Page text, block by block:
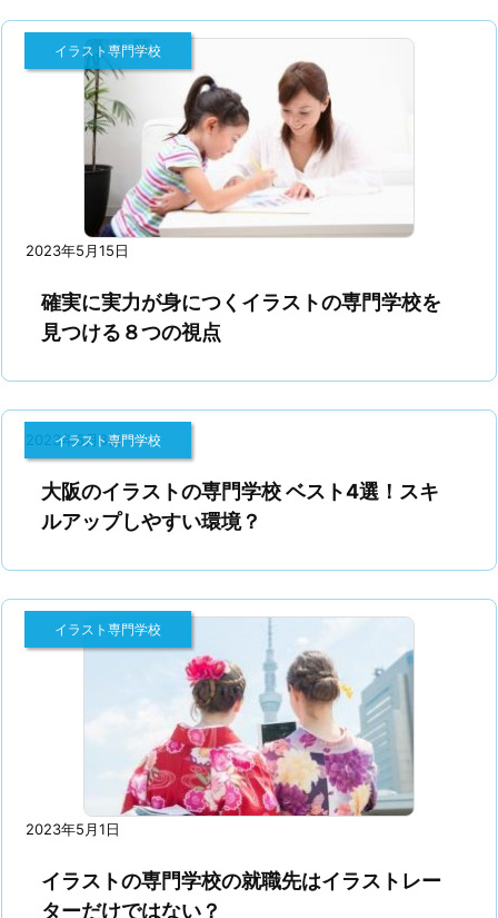
2023年5月15日
イラスト専門学校
確実に実力が身につくイラストの専門学校を
見つける８つの視点
2023年5月8日
イラスト専門学校
大阪のイラストの専門学校 ベスト4選！スキ
ルアップしやすい環境？
2023年5月1日
イラスト専門学校
イラストの専門学校の就職先はイラストレー
ターだけではない？